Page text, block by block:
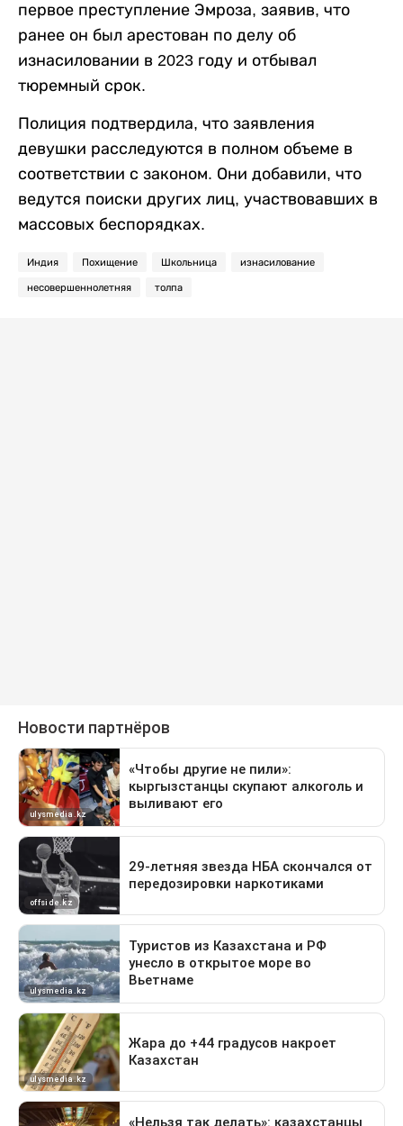
первое преступление Эмроза, заявив, что
ранее он был арестован по делу об
изнасиловании в 2023 году и отбывал
тюремный срок.
Полиция подтвердила, что заявления
девушки расследуются в полном объеме в
соответствии с законом. Они добавили, что
ведутся поиски других лиц, участвовавших в
массовых беспорядках.
Индия Похищение Школьница изнасилование
несовершеннолетняя толпа